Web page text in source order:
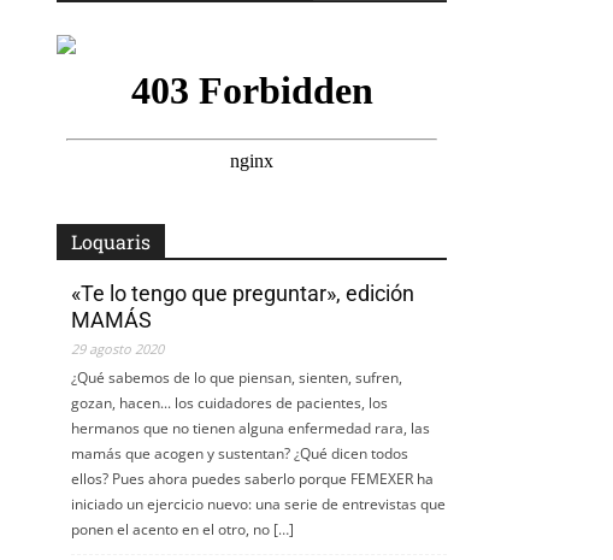
Loquaris
«Te lo tengo que preguntar», edición
MAMÁS
29 agosto 2020
¿Qué sabemos de lo que piensan, sienten, sufren,
gozan, hacen... los cuidadores de pacientes, los
hermanos que no tienen alguna enfermedad rara, las
mamás que acogen y sustentan? ¿Qué dicen todos
ellos? Pues ahora puedes saberlo porque FEMEXER ha
iniciado un ejercicio nuevo: una serie de entrevistas que
ponen el acento en el otro, no […]